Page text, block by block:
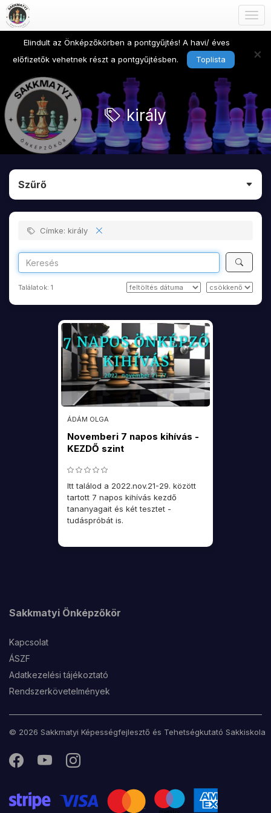
Elindult az Önképzőkörben a pontgyűjtés! A havi/ éves
előfizetők vehetnek részt a pontgyűjtésben.
Toplista ×
király
Szűrő
Címke: király
Találatok: 1
ÁDÁM OLGA
Novemberi 7 napos kihívás -
KEZDŐ szint
Itt találod a 2022.nov.21-29. között
tartott 7 napos kihívás kezdő
tananyagait és két tesztet -
tudáspróbát is.
Sakkmatyi Önképzőkör
Kapcsolat
ÁSZF
Adatkezelési tájékoztató
Rendszerkövetelmények
© 2026 Sakkmatyi Képességfejlesztő és Tehetségkutató Sakkiskola